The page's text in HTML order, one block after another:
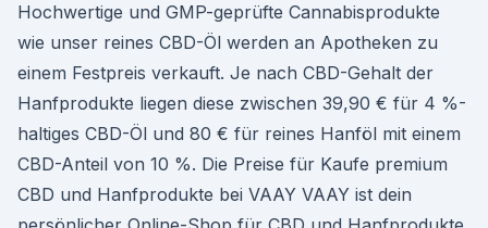
Hochwertige und GMP-geprüfte Cannabisprodukte
wie unser reines CBD-Öl werden an Apotheken zu
einem Festpreis verkauft. Je nach CBD-Gehalt der
Hanfprodukte liegen diese zwischen 39,90 € für 4 %-
haltiges CBD-Öl und 80 € für reines Hanföl mit einem
CBD-Anteil von 10 %. Die Preise für Kaufe premium
CBD und Hanfprodukte bei VAAY VAAY ist dein